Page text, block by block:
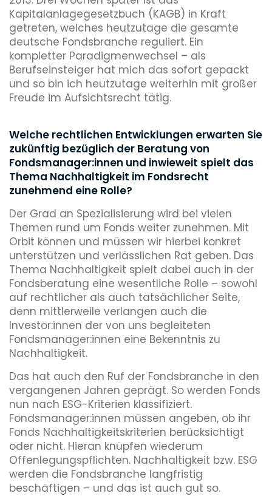
Kapitalanlagegesetzbuch (KAGB) in Kraft
getreten, welches heutzutage die gesamte
deutsche Fondsbranche reguliert. Ein
kompletter Paradigmenwechsel – als
Berufseinsteiger hat mich das sofort gepackt
und so bin ich heutzutage weiterhin mit großer
Freude im Aufsichtsrecht tätig.
Welche rechtlichen Entwicklungen erwarten Sie
zukünftig bezüglich der Beratung von
Fondsmanager:innen und inwieweit spielt das
Thema Nachhaltigkeit im Fondsrecht
zunehmend eine Rolle?
Der Grad an Spezialisierung wird bei vielen
Themen rund um Fonds weiter zunehmen. Mit
Orbit können und müssen wir hierbei konkret
unterstützen und verlässlichen Rat geben. Das
Thema Nachhaltigkeit spielt dabei auch in der
Fondsberatung eine wesentliche Rolle – sowohl
auf rechtlicher als auch tatsächlicher Seite,
denn mittlerweile verlangen auch die
Investor:innen der von uns begleiteten
Fondsmanager:innen eine Bekenntnis zu
Nachhaltigkeit.
Das hat auch den Ruf der Fondsbranche in den
vergangenen Jahren geprägt. So werden Fonds
nun nach ESG-Kriterien klassifiziert.
Fondsmanager:innen müssen angeben, ob ihr
Fonds Nachhaltigkeitskriterien berücksichtigt
oder nicht. Hieran knüpfen wiederum
Offenlegungspflichten. Nachhaltigkeit bzw. ESG
werden die Fondsbranche langfristig
beschäftigen – und das ist auch gut so.